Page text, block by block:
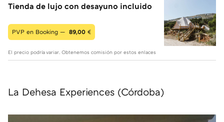
Tienda de lujo con desayuno incluido
PVP en Booking — 89,00 €
El precio podría variar. Obtenemos comisión por estos enlaces
La Dehesa Experiences (Córdoba)